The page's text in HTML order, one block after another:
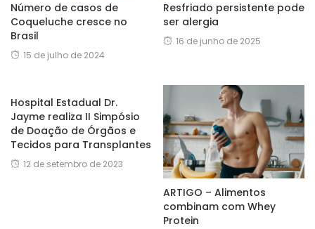
Número de casos de
Coqueluche cresce no
Brasil
15 de julho de 2024
Resfriado persistente pode
ser alergia
16 de junho de 2025
Hospital Estadual Dr.
Jayme realiza II Simpósio
de Doação de Órgãos e
Tecidos para Transplantes
12 de setembro de 2023
ARTIGO – Alimentos
combinam com Whey
Protein